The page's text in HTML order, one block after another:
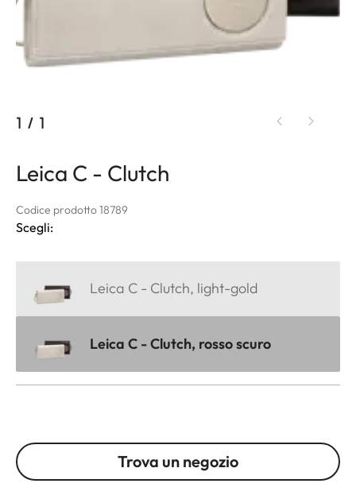
1 / 1
Leica C - Clutch
Codice prodotto 18789
Scegli:
Leica C - Clutch, light-gold
Leica C - Clutch, rosso scuro
Trova un negozio